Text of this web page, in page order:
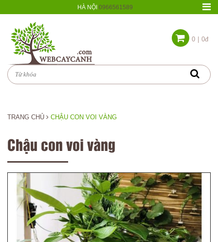
HÀ NỘI 0966561589
0 0đ
TRANG CHỦ CHẬU CON VOI VÀNG
Chậu con voi vàng